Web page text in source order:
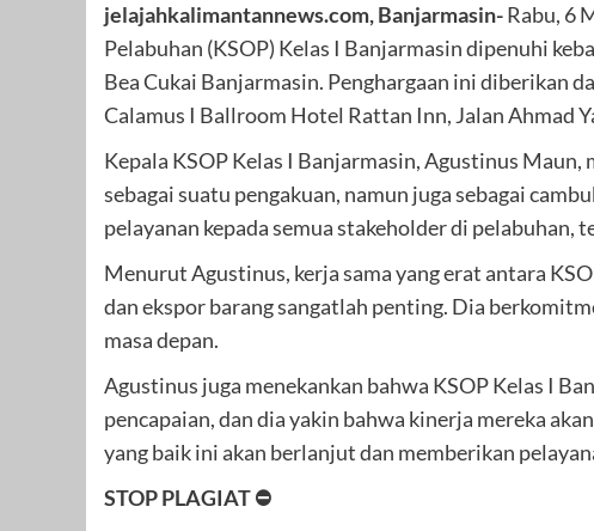
jelajahkalimantannews.com, Banjarmasin-Rabu, 6
Pelabuhan (KSOP) Kelas I Banjarmasin dipenuhi
Bea Cukai Banjarmasin. Penghargaan ini diberikan
Calamus I Ballroom Hotel Rattan Inn, Jalan Ahmad
Kepala KSOP Kelas I Banjarmasin, Agustinus
sebagai suatu pengakuan, namun juga sebagai
pelayanan kepada semua stakeholder di pelabuhan,
Menurut Agustinus, kerja sama yang erat antara
dan ekspor barang sangatlah penting. Dia
masa depan.
Agustinus juga menekankan bahwa KSOP Kelas I
pencapaian, dan dia yakin bahwa kinerja mereka
yang baik ini akan berlanjut dan memberikan
STOP PLAGIAT ⛔